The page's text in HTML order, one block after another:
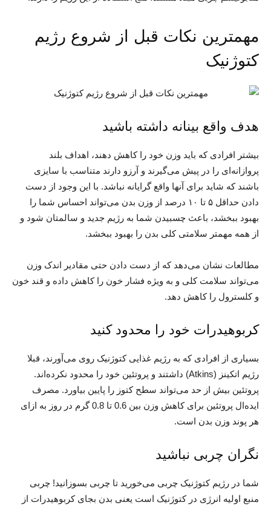
مهمترین نکات قبل از شروع رژیم
کتوژنیک
هدف واقع بینانه داشته باشید
بیشتر افرادی که باید وزن خود را کاهش دهند، اهداف بلند
پروازانه‌ای را در پیش می‌گیرند و آرزو دارند متناسب با سایزی
باشند که شاید برای آنها واقع گرایانه نباشد. با این وجود از دست
دادن حداقل ۵ تا ۱۰ درصد از وزن بدن می‌تواند احساس شما را
بهبود ببخشد، باعث چسبیدن شما به رژیم جدید و سالمتان شود و
از همه مهمتر سلامتی کلی بدن را بهبود ببخشد.
مطالعات نشان می‌دهد که از دست دادن حتی مقادیر اندک وزن
می‌تواند سلامت کلی و به ویژه فشار خون را کاهش داده و قند خون
و کلسترول را کاهش دهد.
کربوهیدرات خود را محدود کنید
بسیاری از افرادی که به رژیم غذایی کتوژنیک روی می‌آورند، قبلا
رژیم اتکینز (Atkins) داشتند و پروتئین خود را محدود نکرده‌اند.
پروتئین بیش از حد می‌تواند سطح کتوز را پایین بیاورد. مصرف
ایده‌ال پروتئین برای کاهش وزن بین 0.6 تا 0.8 گرم در روز به ازای
هر پوند وزن بدن است.
نگران چربی نباشید
شما در رژیم کتوژنیک چربی می‌خورید تا چربی بسوزانید! چربی
منبع اولیه انرژی در کتوژنیک است یعنی بدن بجای کربوهیدرات از